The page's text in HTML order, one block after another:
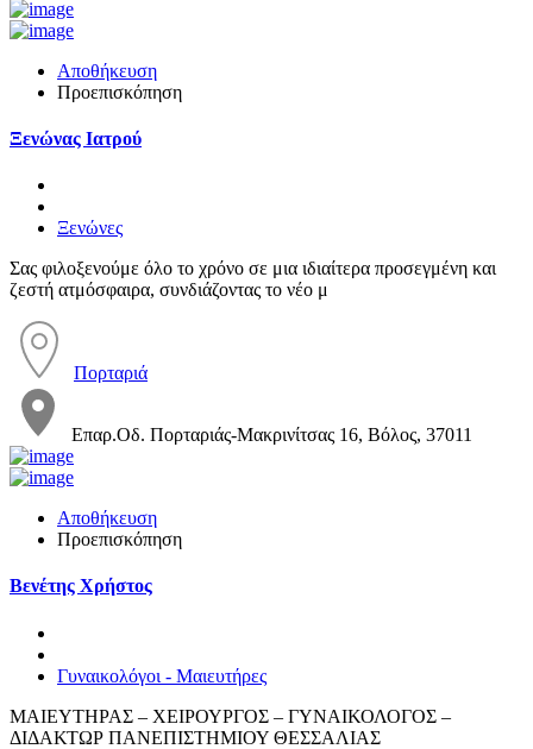
Αποθήκευση
Προεπισκόπηση
Ξενώνας Ιατρού
Ξενώνες
Σας φιλοξενούμε όλο το χρόνο σε μια ιδιαίτερα προσεγμένη και
ζεστή ατμόσφαιρα, συνδιάζοντας το νέο μ
Πορταριά
Επαρ.Οδ. Πορταριάς-Μακρινίτσας 16, Βόλος, 37011
Αποθήκευση
Προεπισκόπηση
Βενέτης Χρήστος
Γυναικολόγοι - Μαιευτήρες
ΜΑΙΕΥΤΗΡΑΣ – ΧΕΙΡΟΥΡΓΟΣ – ΓΥΝΑΙΚΟΛΟΓΟΣ –
ΔΙΔΑΚΤΩΡ ΠΑΝΕΠΙΣΤΗΜΙΟΥ ΘΕΣΣΑΛΙΑΣ